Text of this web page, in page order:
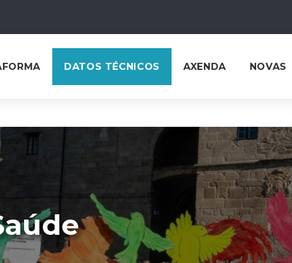
DATOS TÉCNICOS AXENDA NOVAS